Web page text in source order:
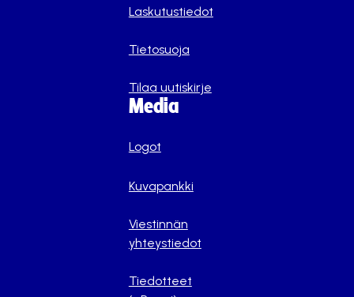
Laskutustiedot
Tietosuoja
Tilaa uutiskirje
Media
Logot
Kuvapankki
Viestinnän
yhteystiedot
Tiedotteet